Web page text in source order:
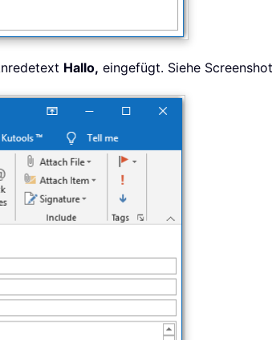
Hallo, eingefügt. Siehe